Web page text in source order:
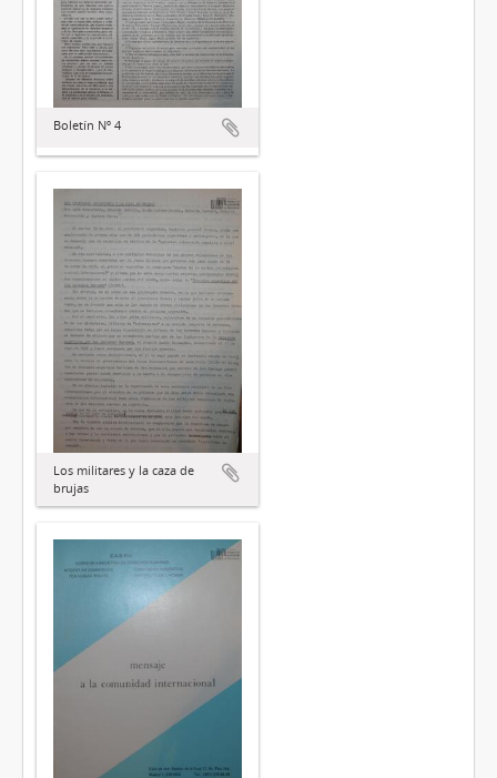
Boletín Nº 4
Los militares y la caza de
brujas